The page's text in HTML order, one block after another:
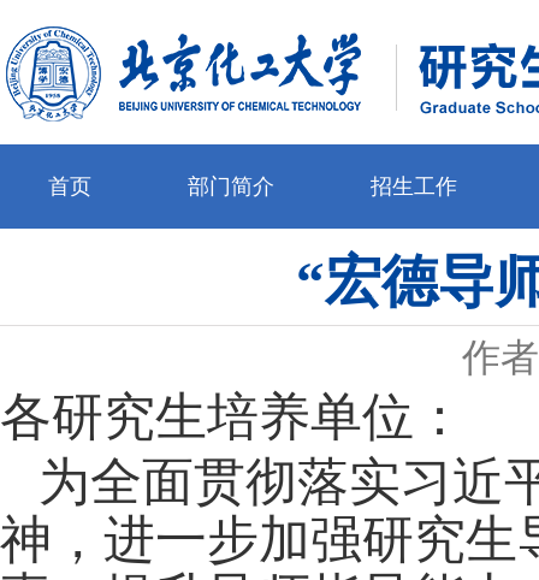
首页 部门简介 招生工作
“宏德导
作
各研究生培养单位：
为全面贯彻落实习近
神，进一步加强研究